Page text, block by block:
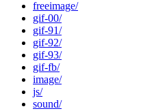
freeimage/
gif-00/
gif-91/
gif-92/
gif-93/
gif-fb/
image/
js/
sound/